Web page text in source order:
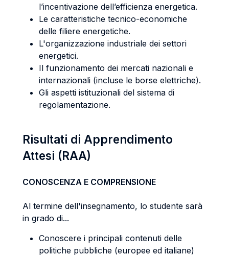
l’incentivazione dell’efficienza energetica.
Le caratteristiche tecnico-economiche
delle filiere energetiche.
L'organizzazione industriale dei settori
energetici.
Il funzionamento dei mercati nazionali e
internazionali (incluse le borse elettriche).
Gli aspetti istituzionali del sistema di
regolamentazione.
Risultati di Apprendimento
Attesi (RAA)
CONOSCENZA E COMPRENSIONE
Al termine dell'insegnamento, lo studente sarà
in grado di...
Conoscere i principali contenuti delle
politiche pubbliche (europee ed italiane)